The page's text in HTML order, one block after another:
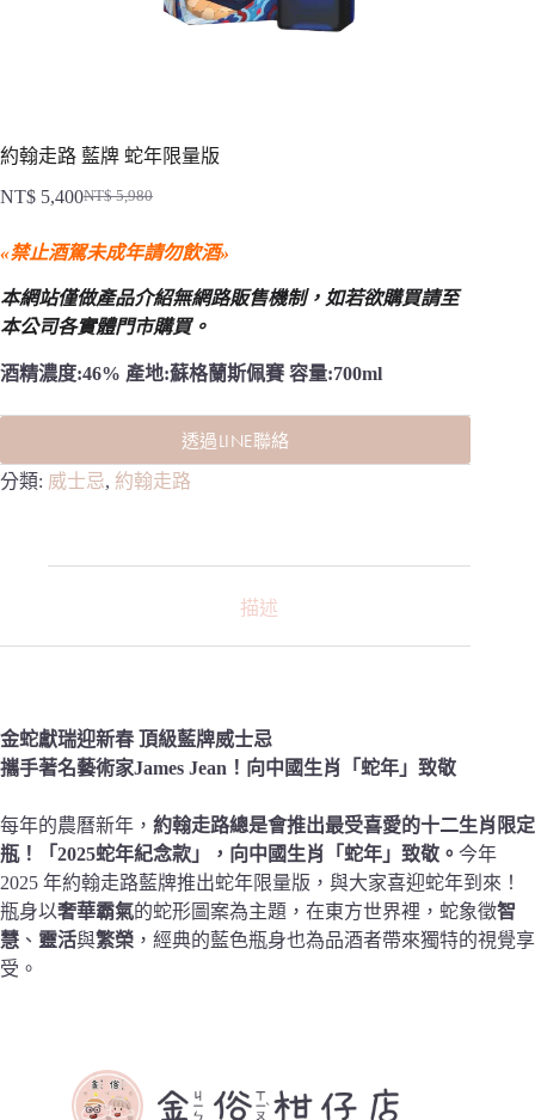
約翰走路 藍牌 蛇年限量版
NT$5,980
始
價
格：
NT$ 5,980。
NT$ 5,400
前
價
格：
NT$ 5,400。
«禁止酒駕未成年請勿飲酒»
本網站僅做產品介紹無網路販售機制， 如若欲購買請至
本公司各實體門市購買。
酒精濃度:46% 產地:蘇格蘭斯佩賽 容量:700ml
透過LINE聯絡
分類: 威士忌, 約翰走路
描述
金蛇獻瑞迎新春 頂級藍牌威士忌
攜手著名藝術家James Jean！向中國生肖「蛇年」致敬
每年的農曆新年， 約翰走路總是會推出最受喜愛的十二生肖限定
瓶！「2025蛇年紀念款」，向中國生肖「蛇年」致敬。 今年
2025 年約翰走路藍牌推出蛇年限量版，與大家喜迎蛇年到來！
瓶身以奢華霸氣的蛇形圖案為主題，在東方世界裡，蛇象徵智
慧 、 靈活與繁榮 ，經典的藍色瓶身也為品酒者帶來獨特的視覺享
受。